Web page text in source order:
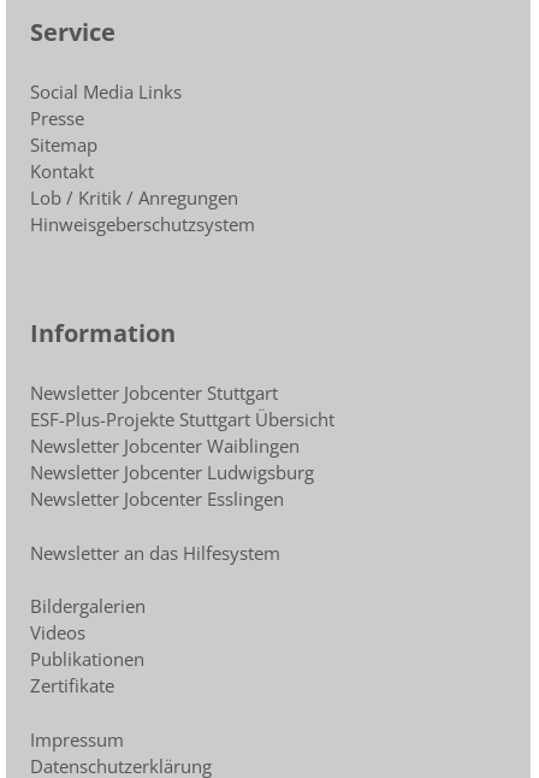
Service
Social Media Links
Presse
Sitemap
Kontakt
Lob / Kritik / Anregungen
Hinweisgeberschutzsystem
Information
Newsletter Jobcenter Stuttgart
ESF-Plus-Projekte Stuttgart Übersicht
Newsletter Jobcenter Waiblingen
Newsletter Jobcenter Ludwigsburg
Newsletter Jobcenter Esslingen
Newsletter an das Hilfesystem
Bildergalerien
Videos
Publikationen
Zertifikate
Impressum
Datenschutzerklärung